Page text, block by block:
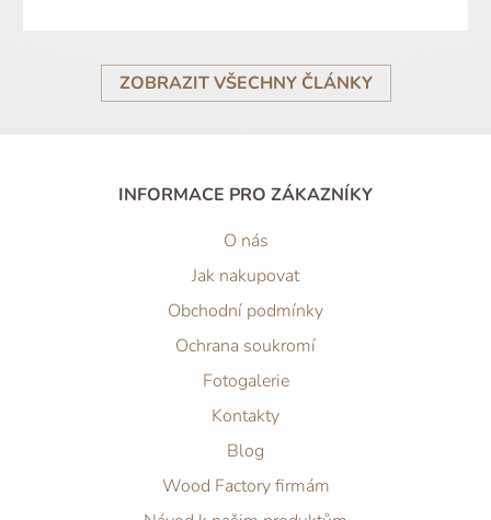
ZOBRAZIT VŠECHNY ČLÁNKY
INFORMACE PRO ZÁKAZNÍKY
O nás
Jak nakupovat
Obchodní podmínky
Ochrana soukromí
Fotogalerie
Kontakty
Blog
Wood Factory firmám